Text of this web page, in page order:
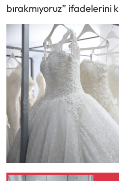
bırakmıyoruz” ifadelerini